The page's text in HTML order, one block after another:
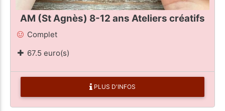
AM (St Agnès) 8-12 ans Ateliers créatifs
Complet
67.5 euro(s)
PLUS D'INFOS